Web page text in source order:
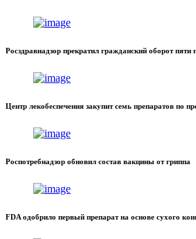
Росздравнадзор прекратил гражданский оборот пяти
Центр лекобеспечения закупит семь препаратов по
Роспотребнадзор обновил состав вакцины от гриппа
FDA одобрило первый препарат на основе сухого